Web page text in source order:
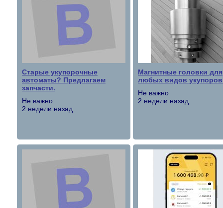
Старые укупорочные
автоматы? Предлагаем
запчасти.
Не важно
2 недели назад
Магнитные головки для
любых видов
Не важно
2 недели назад